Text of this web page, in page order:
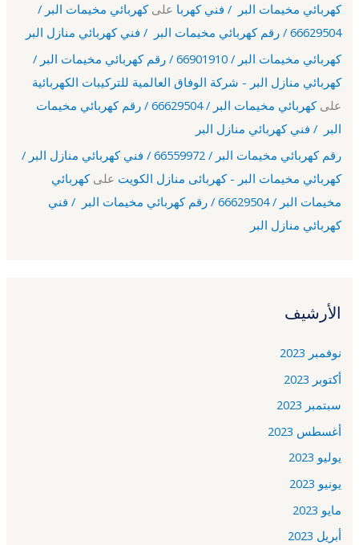
كهربائي مخيمات البر / فني كهربا علىكهربائي مخيمات البر /
66629504 / رقم كهربائي مخيمات البر / فني كهربائي منازل البر
كهربائي مخيمات البر / 66901910 / رقم كهربائي مخيمات البر /
كهربائي منازل البر - شركة الوفاق العالمية للتركيبات الكهربائية
على
كهربائي مخيمات البر / 66629504 / رقم كهربائي مخيمات
البر / فني كهربائي منازل البر
رقم كهربائي مخيمات البر / 66559972 / فني كهربائي منازل البر /
كهربائي مخيمات البر - كهربائى منازل الكويت علىكهربائي
مخيمات البر / 66629504 / رقم كهربائي مخيمات البر / فني
كهربائي منازل البر
الأرشيف
نوفمبر 2023
أكتوبر 2023
سبتمبر 2023
أغسطس 2023
يوليو 2023
يونيو 2023
مايو 2023
أبريل 2023